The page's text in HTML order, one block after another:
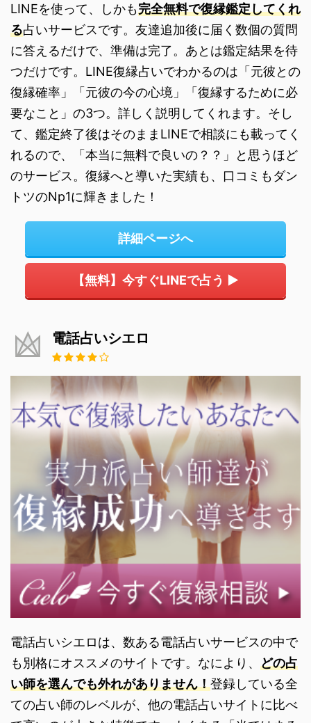
LINEを使って、しかも完全無料で復縁鑑定してくれ
る占いサービスです。友達追加後に届く数個の質問
に答えるだけで、準備は完了。あとは鑑定結果を待
つだけです。LINE復縁占いでわかるのは「元彼との
復縁確率」「元彼の今の心境」「復縁するために必
要なこと」の3つ。詳しく説明してくれます。そし
て、鑑定終了後はそのままLINEで相談にも載ってく
れるので、「本当に無料で良いの？？」と思うほど
のサービス。復縁へと導いた実績も、口コミもダン
トツのNp1に輝きました！
詳細ページへ
【無料】今すぐLINEで占う ▶
電話占いシエロ
電話占いシエロは、数ある電話占いサービスの中で
も別格にオススメのサイトです。なにより、 どの占
い師を選んでも外れがありません！登録している全
ての占い師のレベルが、他の電話占いサイトに比べ